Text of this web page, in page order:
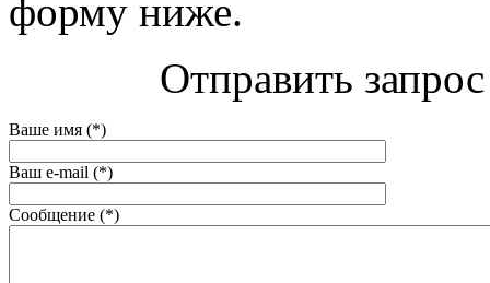
форму ниже.
Отправить
Ваше имя (*)
Ваш e-mail (*)
Сообщение (*)